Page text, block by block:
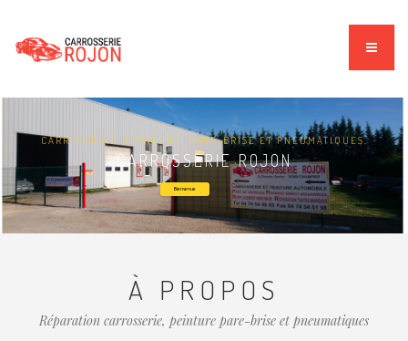
CARROSSERIE, PEINTURE, PARE-BRISE ET PNEUMATIQUES.
CARROSSERIE ROJON
Bienvenue
À PROPOS
Réparation carrosserie, peinture pare-brise et pneumatiques